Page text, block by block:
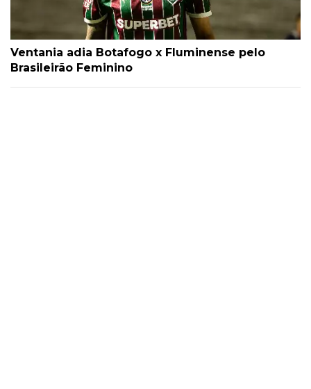
Ventania adia Botafogo x Fluminense pelo
Brasileirão Feminino